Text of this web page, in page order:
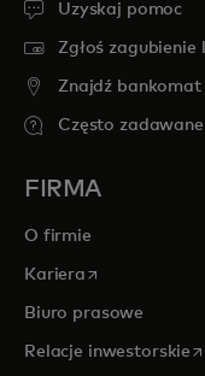
Uzyskaj pomoc
Zgłoś
Znajdź bankomat
Często
FIRMA
O firmie
Kariera opens in a new
Biuro prasowe
Relacje inwestorskie